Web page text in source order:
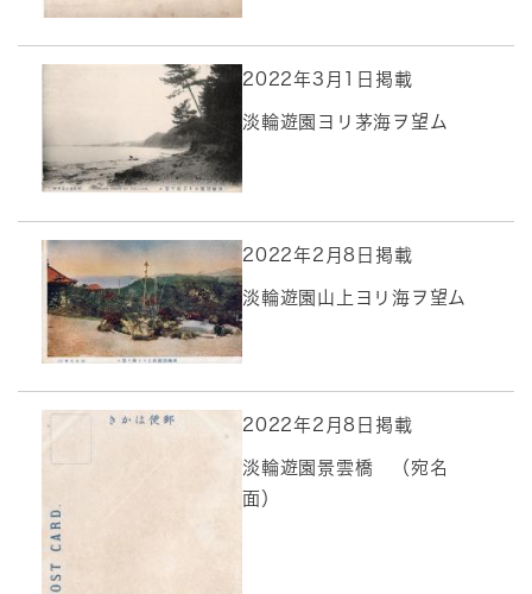
2022年3月1日掲載
淡輪遊園ヨリ茅海ヲ望ム
2022年2月8日掲載
淡輪遊園山上ヨリ海ヲ望ム
2022年2月8日掲載
淡輪遊園景雲橋 （宛名
面）